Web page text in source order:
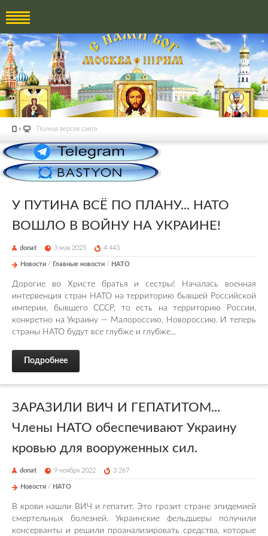
Полная версия сайта
У ПУТИНА ВСЁ ПО ПЛАНУ... НАТО
ВОШЛО В ВОЙНУ НА УКРАИНЕ!
donat 3 мая 2025 4 443
Новости / Главные новости / НАТО
Дорогие во Христе братья и сестры! Началась военная
интервенция стран НАТО на территорию бывшей Российской
империи, бывшего СССР, то есть на территорию России,
конкретно на Украину — Малороссию, Новороссию. И теперь
страны НАТО будут все глубже и глубже...
Подробнее
ЗАРАЗИЛИ ВИЧ И ГЕПАТИТОМ...
Члены НАТО обеспечивают Украину
кровью для вооруженных сил.
donat 9 ноября 2022 3 267
Новости / НАТО
В крови нашли ВИЧ и гепатит. Это грозит стране эпидемией
смертельных болезней. Украинские фельдшеры получили
консерванты и решили проанализировать средства, которые